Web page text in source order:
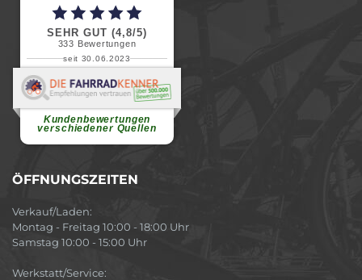
SEHR GUT (4,8/5)
333 Bewertungen
seit 30.06.2023
Kundenbewertungen
verschiedener Quellen
Renate H.
Vielen Dank für ein herzliches
ÖFFNUNGSZEITEN
Verkauf/Laden:
Montag - Freitag 10:00 - 18:00 Uhr
Samstag 10:00 - 15:00 Uhr
Werkstatt/Service: